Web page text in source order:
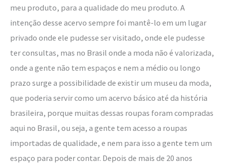
meu produto, para a qualidade do meu produto. A
intenção desse acervo sempre foi mantê-lo em um lugar
privado onde ele pudesse ser visitado, onde ele pudesse
ter consultas, mas no Brasil onde a moda não é valorizada,
onde a gente não tem espaços e nem a médio ou longo
prazo surge a possibilidade de existir um museu da moda,
que poderia servir como um acervo básico até da história
brasileira, porque muitas dessas roupas foram compradas
aqui no Brasil, ou seja, a gente tem acesso a roupas
importadas de qualidade, e nem para isso a gente tem um
espaço para poder contar. Depois de mais de 20 anos